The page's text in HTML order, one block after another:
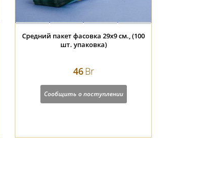
Средний пакет фасовка 29х9 см., (100
шт. упаковка)
46Br
Сообщить о поступлении